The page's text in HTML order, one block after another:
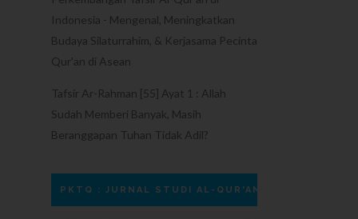
Indonesia - Mengenal, Meningkatkan
Budaya Silaturrahim, & Kerjasama Pecinta
Qur'an di Asean
Tafsir Ar-Rahman [55] Ayat 1 : Allah
Sudah Memberi Banyak, Masih
Beranggapan Tuhan Tidak Adil?
PKTQ : JURNAL STUDI AL-QUR'AN DAN TAFSIR